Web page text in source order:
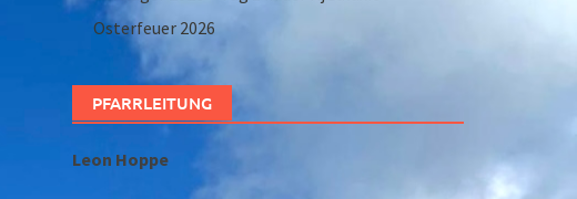
Osterfeuer 2026
PFARRLEITUNG
Leon Hoppe